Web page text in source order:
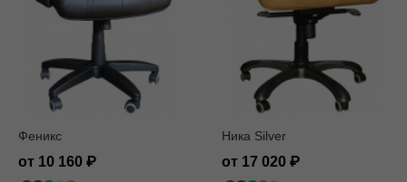
Феникс
от 10 160
Ника Silver
от 17 020